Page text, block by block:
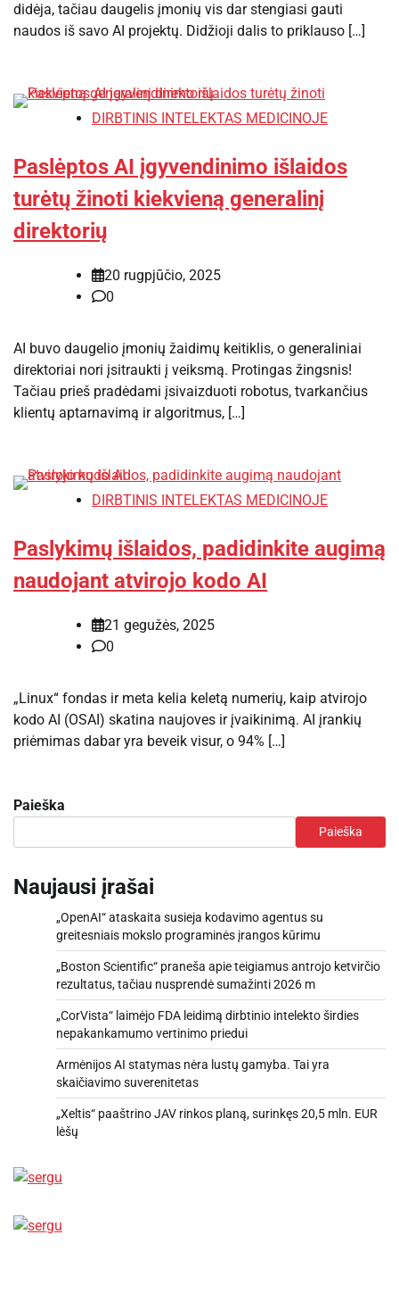
didėja, tačiau daugelis įmonių vis dar stengiasi gauti
naudos iš savo AI projektų. Didžioji dalis to priklauso […]
DIRBTINIS INTELEKTAS MEDICINOJE
Paslėptos AI įgyvendinimo išlaidos
turėtų žinoti kiekvieną generalinį
direktorių
20 rugpjūčio, 2025
0
AI buvo daugelio įmonių žaidimų keitiklis, o generaliniai
direktoriai nori įsitraukti į veiksmą. Protingas žingsnis!
Tačiau prieš pradėdami įsivaizduoti robotus, tvarkančius
klientų aptarnavimą ir algoritmus, […]
DIRBTINIS INTELEKTAS MEDICINOJE
Paslykimų išlaidos, padidinkite augimą
naudojant atvirojo kodo AI
21 gegužės, 2025
0
„Linux“ fondas ir meta kelia keletą numerių, kaip atvirojo
kodo AI (OSAI) skatina naujoves ir įvaikinimą. AI įrankių
priėmimas dabar yra beveik visur, o 94% […]
Paieška
Paieška
Naujausi įrašai
„OpenAI“ ataskaita susieja kodavimo agentus su
greitesniais mokslo programinės įrangos kūrimu
„Boston Scientific“ praneša apie teigiamus antrojo ketvirčio
rezultatus, tačiau nusprendė sumažinti 2026 m
„CorVista“ laimėjo FDA leidimą dirbtinio intelekto širdies
nepakankamumo vertinimo priedui
Armėnijos AI statymas nėra lustų gamyba. Tai yra
skaičiavimo suverenitetas
„Xeltis“ paaštrino JAV rinkos planą, surinkęs 20,5 mln. EUR
lėšų